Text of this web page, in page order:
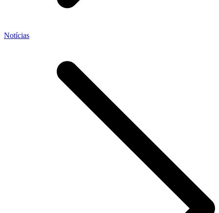
Notícias